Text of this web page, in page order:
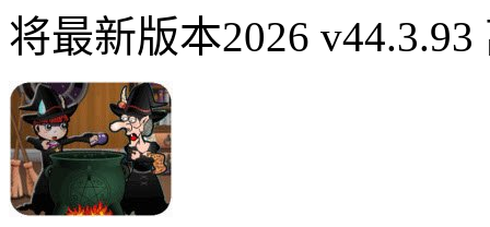
将最新版本2026